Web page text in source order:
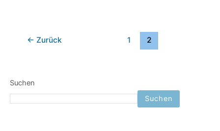
← Zurück 1 2
Suchen
Suchen